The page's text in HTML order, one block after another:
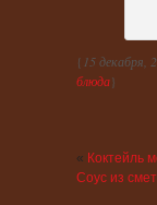
{ 15 декабря,
блюда}
« Коктейль
Соус из